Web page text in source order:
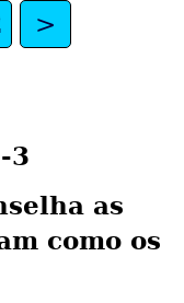
>
3
as
como os